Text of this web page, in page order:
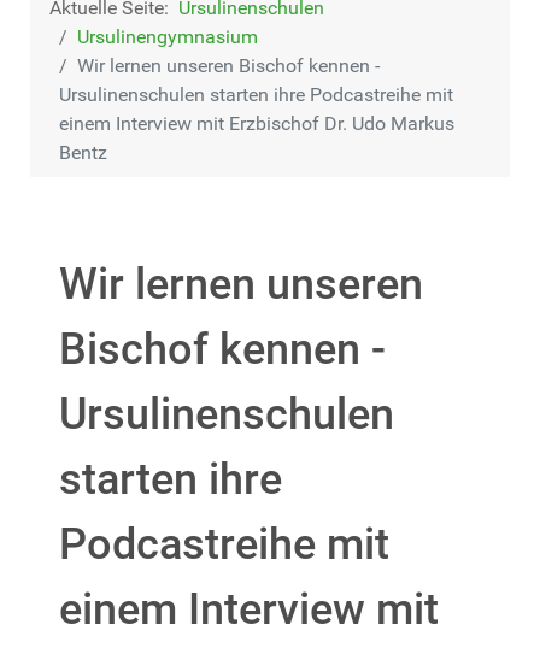
Aktuelle Seite: Ursulinenschulen
Ursulinengymnasium
Wir lernen unseren Bischof kennen -
Ursulinenschulen starten ihre Podcastreihe mit
einem Interview mit Erzbischof Dr. Udo Markus
Bentz
Wir lernen unseren
Bischof kennen -
Ursulinenschulen
starten ihre
Podcastreihe mit
einem Interview mit